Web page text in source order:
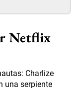
Netflix
Charlize
una serpiente